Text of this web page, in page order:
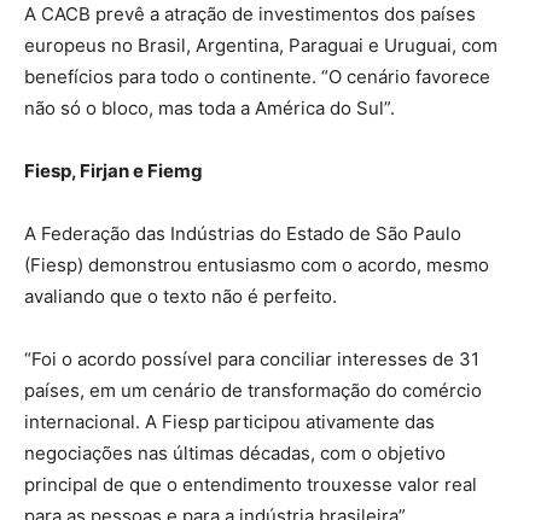
A CACB prevê a atração de investimentos dos países
europeus no Brasil, Argentina, Paraguai e Uruguai, com
benefícios para todo o continente. “O cenário favorece
não só o bloco, mas toda a América do Sul”.
Fiesp, Firjan e Fiemg
A Federação das Indústrias do Estado de São Paulo
(Fiesp) demonstrou entusiasmo com o acordo, mesmo
avaliando que o texto não é perfeito.
“Foi o acordo possível para conciliar interesses de 31
países, em um cenário de transformação do comércio
internacional. A Fiesp participou ativamente das
negociações nas últimas décadas, com o objetivo
principal de que o entendimento trouxesse valor real